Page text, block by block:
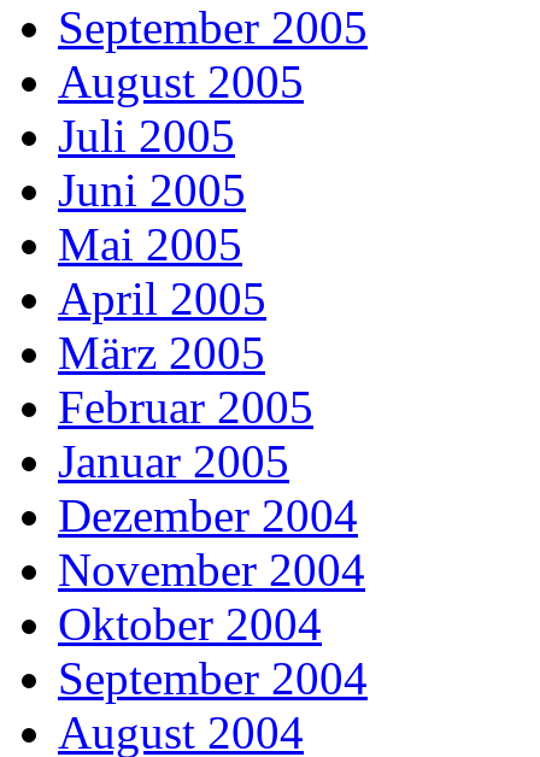
September 2005
August 2005
Juli 2005
Juni 2005
Mai 2005
April 2005
März 2005
Februar 2005
Januar 2005
Dezember 2004
November 2004
Oktober 2004
September 2004
August 2004